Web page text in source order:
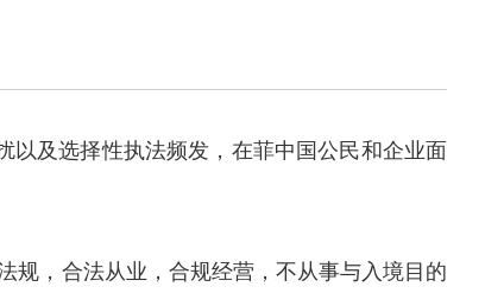
以及选择性执法频发，在菲中国公民和企业面
，合法从业，合规经营，不从事与入境目的